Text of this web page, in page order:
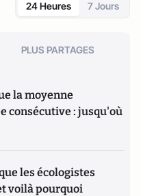
24 Heures 7 Jours
PLUS PARTAGES
la moyenne
consécutive : jusqu'où
les écologistes
voilà pourquoi